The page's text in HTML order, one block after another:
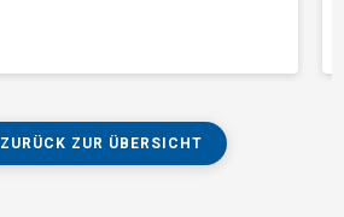
ZURÜCK ZUR ÜBERSICHT